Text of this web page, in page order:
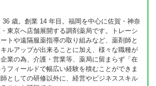
36 歳。創業 14 年目。福岡を中心に佐賀・神奈
東京へ店舗展開する調剤薬局です。トレーシ
トや遠隔服薬指導の取り組みなど、薬剤師と
ルアップが出来ることに加え、様々な職種が
業の為、介護・営業等、薬局に留まらず「在
フィールドで幅広い経験を積むことができま
としての研修以外に、経営やビジネススキル